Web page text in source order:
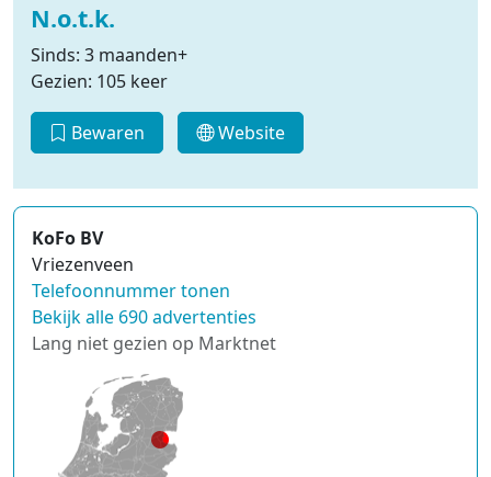
N.o.t.k.
Sinds: 3 maanden+
Gezien: 105 keer
Bewaren Website
KoFo BV
Vriezenveen
Telefoonnummer tonen
Bekijk alle 690 advertenties
Lang niet gezien op Marktnet